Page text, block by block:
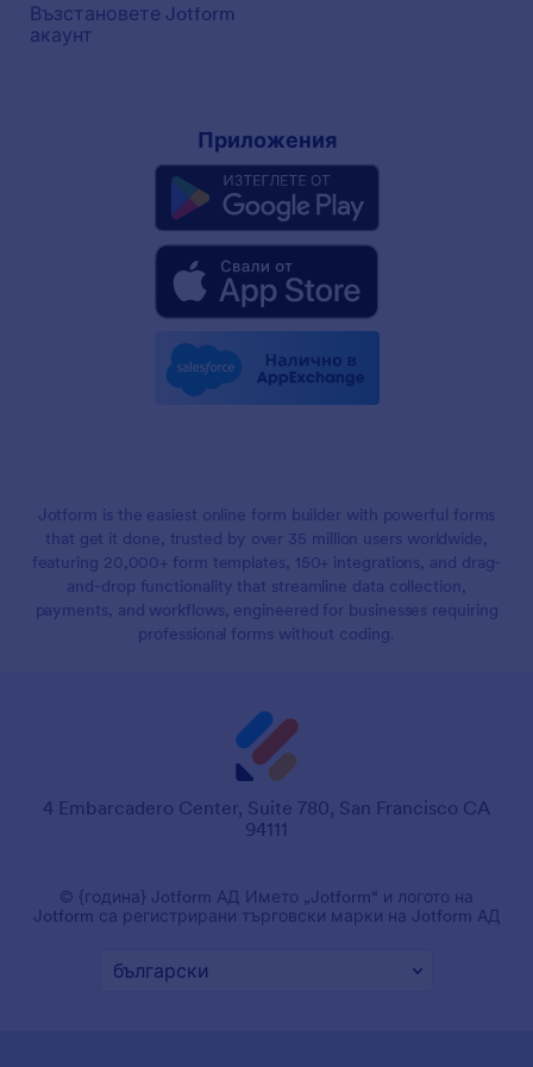
Възстановете Jotform
акаунт
Приложения
Jotform is the easiest online form builder with powerful forms
that get it done, trusted by over 35 million users worldwide,
featuring 20,000+ form templates, 150+ integrations, and drag-
and-drop functionality that streamline data collection,
payments, and workflows, engineered for businesses requiring
professional forms without coding.
4 Embarcadero Center, Suite 780, San Francisco CA
94111
© {година} Jotform АД Името „Jotform“ и логото на
Jotform са регистрирани търговски марки на Jotform АД